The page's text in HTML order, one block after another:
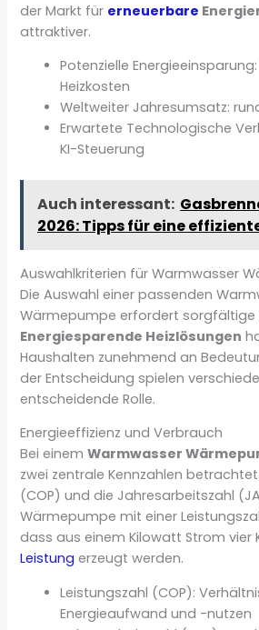
der Markt für erneuerbare
attraktiver.
Potenzielle
Heizkosten
Weltweiter Jahresumsatz:
Erwartete Technologische
KI-Steuerung
Auch interessant:
2026: Tipps für eine
Auswahlkriterien für Warmwasser
Die Auswahl einer passenden
Wärmepumpe erfordert sorgfältige
Energiesparende Heizlösungen
Haushalten zunehmend an
der Entscheidung spielen
entscheidende Rolle.
Energieeffizienz und Verbrauch
Bei einemWarmwasser
zwei zentrale Kennzahlen
(COP) und die Jahresarbeitszahl
Wärmepumpe mit einer
dass aus einem Kilowatt Strom vier
Leistung erzeugt werden.
Leistungszahl (COP):
Energieaufwand und -nutzen